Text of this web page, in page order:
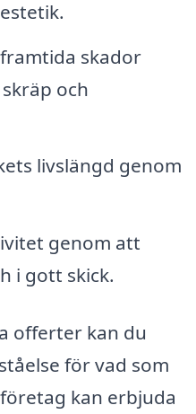
skador
och
livslängd genom
genom att
i gott skick.
offerter kan du
för vad som
kan erbjuda